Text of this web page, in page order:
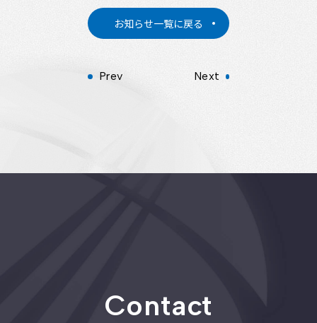
Prev
お知らせ一覧に戻る
Next
Contact